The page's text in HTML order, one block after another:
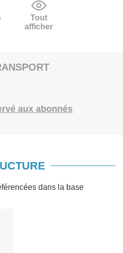
Tout
afficher
aux abonnés
dans la base